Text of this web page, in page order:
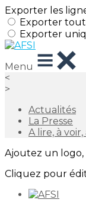
Exporter les
Exporter
Exporter
Menu
<
>
Actualités
La Presse
A lire, à
Ajoutez un logo,
Cliquez pour